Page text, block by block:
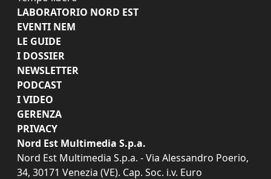
LABORATORIO NORD EST
EVENTI NEM
LE GUIDE
I DOSSIER
NEWSLETTER
PODCAST
I VIDEO
GERENZA
PRIVACY
Nord Est Multimedia S.p.a.
Nord Est Multimedia S.p.a. - Via Alessandro Poerio,
34, 30171 Venezia (VE). Cap. Soc. i.v. Euro